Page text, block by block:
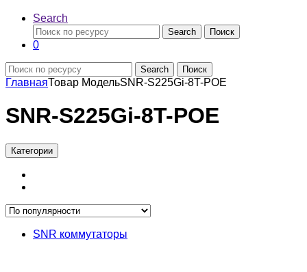
Search
Search Поиск
0
Search Поиск
ГлавнаяТовар МодельSNR-S225Gi-8T-POE
SNR-S225Gi-8T-POE
Категории
SNR коммутаторы